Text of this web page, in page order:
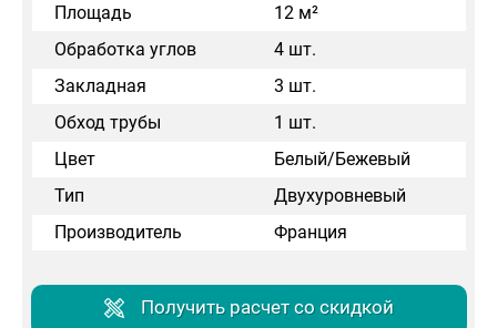
Площадь
12 м²
Обработка углов
4 шт.
Закладная
3 шт.
Обход трубы
1 шт.
Цвет
Белый/Бежевый
Тип
Двухуровневый
Производитель
Франция
Получить расчет со скидкой